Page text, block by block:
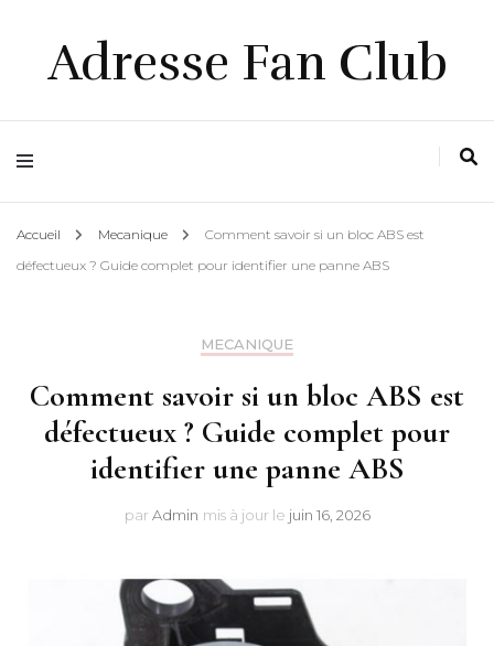
Adresse Fan Club
Accueil Mecanique
Comment savoir si un bloc ABS est
défectueux ? Guide complet pour identifier une panne ABS
MECANIQUE
Comment savoir si un bloc ABS est
défectueux ? Guide complet pour
identifier une panne ABS
par Admin mis à jour le juin 16, 2026